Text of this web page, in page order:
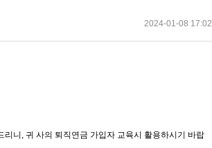
2024-01-08 17:02
니, 귀 사의 퇴직연금 가입자 교육시 활용하시기 바랍